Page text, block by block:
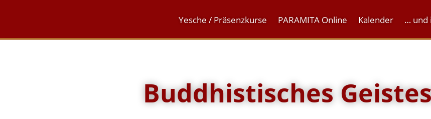
Yesche / Präsenzkurse PARAMITA Online Kalender … und
Buddhistisches